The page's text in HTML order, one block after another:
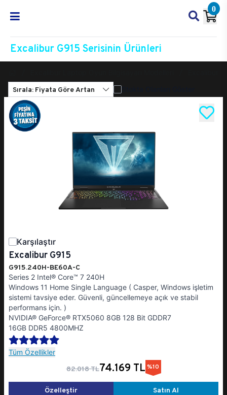
0
Excalibur G915 Serisinin Ürünleri
Sırala: Fiyata Göre Artan
Karşılaştır
Excalibur G915
G915.240H-BE60A-C
Series 2 Intel® Core™ 7 240H
Windows 11 Home Single Language ( Casper, Windows işletim
sistemi tavsiye eder. Güvenli, güncellemeye açık ve stabil
performans için. )
NVIDIA® GeForce® RTX5060 8GB 128 Bit GDDR7
16GB DDR5 4800MHZ
Tüm Özellikler
82.018 TL74.169 TL %10
Özelleştir Satın Al